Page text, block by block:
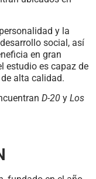
y la
social, así
en gran
estudio es capaz de
alta calidad.
D-20 y Los